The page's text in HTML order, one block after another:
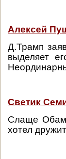
Алексей
Д.Трамп
выделяет
Светик
Слаще
хотел